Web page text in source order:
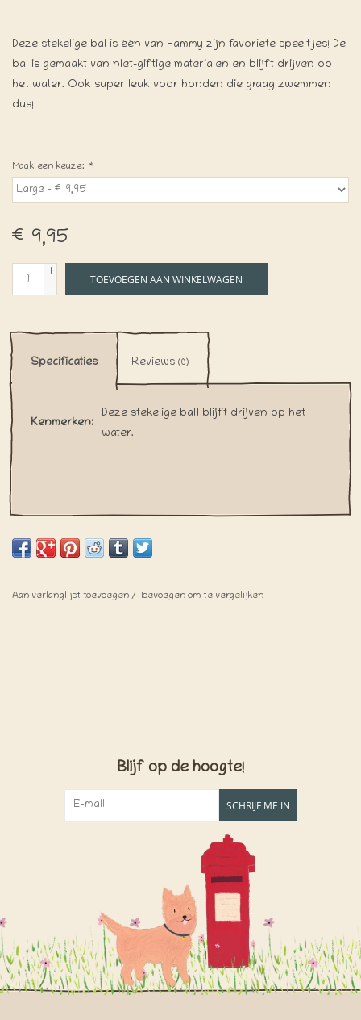
Deze stekelige bal is één van Hammy zijn favoriete speeltjes! De
bal is gemaakt van niet-giftige materialen en blijft drijven op
het water. Ook super leuk voor honden die graag zwemmen
dus!
Maak een keuze: *
€9,95
+
-
TOEVOEGEN AAN WINKELWAGEN
Specificaties Reviews (0)
Kenmerken:
Deze stekelige ball blijft drijven op het
water.
Aan verlanglijst toevoegen / Toevoegen om te vergelijken
Blijf op de hoogte!
SCHRIJF ME IN